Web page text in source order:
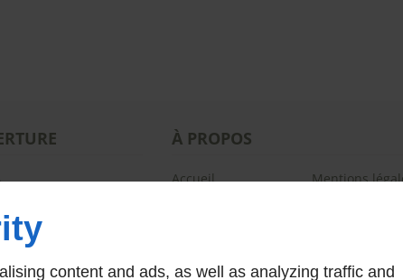
À PROPOS
Accueil
Mentions
content and ads, as well as analyzing traffic and